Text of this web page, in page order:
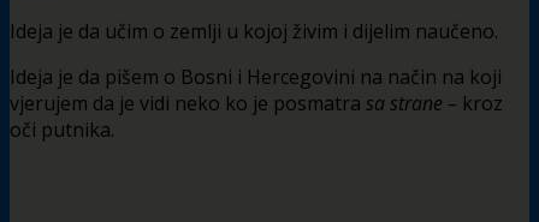
Ideja je da učim o zemlji u kojoj živim i dijelim naučeno.
Ideja je da pišem o Bosni i Hercegovini na način na koji
vjerujem da je vidi neko ko je posmatra sa strane – kroz
oči putnika.